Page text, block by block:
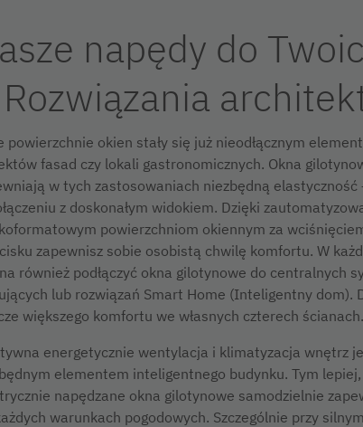
napędy do
powierzchnie okien stały się już nieodłącznym
fasad czy lokali gastronomicznych. Okna
w tych zastosowaniach niezbędną elastyczność
z doskonałym widokiem. Dzięki
powierzchniom okiennym za
zapewnisz sobie osobistą chwilę komfortu. W
również podłączyć okna gilotynowe do centralnych
lub rozwiązań Smart Home (Inteligentny dom).
większego komfortu we własnych czterech ścianach.
energetycznie wentylacja i klimatyzacja wnętrz
elementem inteligentnego budynku. Tym
napędzane okna gilotynowe samodzielnie
warunkach pogodowych. Szczególnie przy